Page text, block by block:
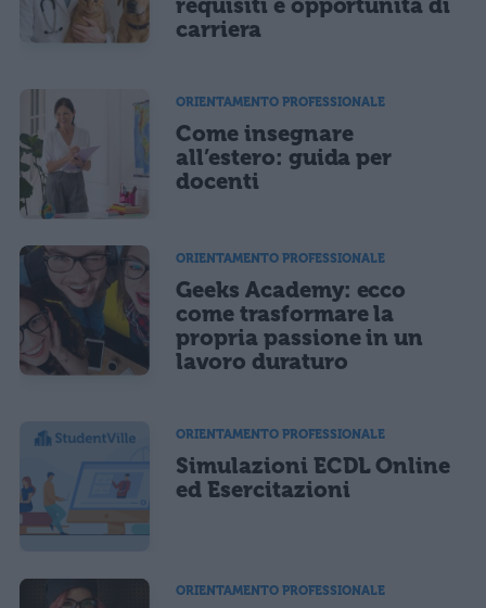
carriera
ORIENTAMENTO PROFESSIONALE
Come insegnare
all’estero: guida per
docenti
ORIENTAMENTO PROFESSIONALE
Geeks Academy: ecco
come trasformare la
propria passione in un
lavoro duraturo
ORIENTAMENTO PROFESSIONALE
Simulazioni ECDL Online
ed Esercitazioni
ORIENTAMENTO PROFESSIONALE